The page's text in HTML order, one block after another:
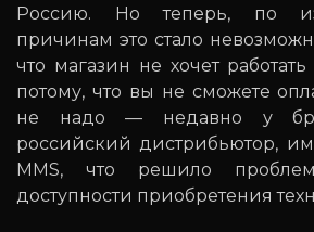
Россию. Но теперь, по
причинам это стало
что магазин не хочет
потому, что вы не сможете
не надо — недавно у
российский дистрибьютор,
MMS, что решило
доступности приобретения